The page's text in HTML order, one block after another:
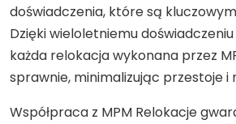
doświadczenia, które są
Dzięki wieloletniemu
każda relokacja wykonana przez
sprawnie, minimalizując przestoje i
Współpraca z MPM Relokacje